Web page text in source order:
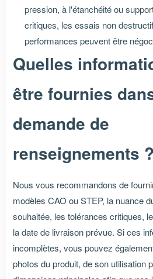
pression, à l'étanchéité ou
critiques, les essais non
performances peuvent être
Quelles
être fournies
demande de
renseignements ?
Nous vous recommandons de
modèles CAO ou STEP, la nuance
souhaitée, les tolérances critiques,
la date de livraison prévue. Si ces
incomplètes, vous pouvez
photos du produit, de son utilisation